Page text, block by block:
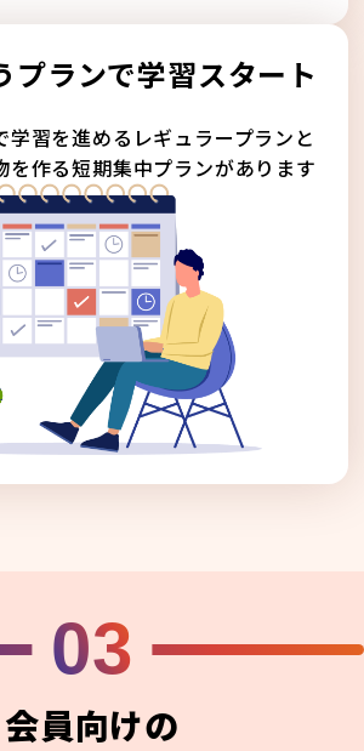
プランで学習スタート
学習を進めるレギュラープランと
を作る短期集中プランがあります
03
会員向けの